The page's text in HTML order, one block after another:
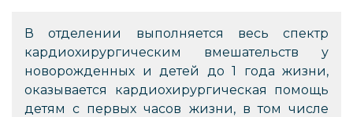
В отделении выполняется весь спектр
кардиохирургическим вмешательств у
новорожденных и детей до 1 года жизни,
оказывается кардиохирургическая помощь
детям с первых часов жизни, в том числе